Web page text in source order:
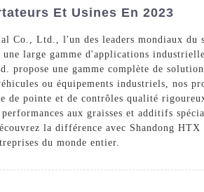
Et Usines En 2023
Co., Ltd., l'un des leaders mondiaux du
large gamme d'applications
une gamme complète de
ou équipements industriels, nos
de pointe et de contrôles qualité
aux graisses et additifs
la différence avec Shandong
du monde entier.